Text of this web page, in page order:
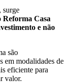
surge
Reforma Casa
e não
são
em modalidades de
eficiente para
valor.